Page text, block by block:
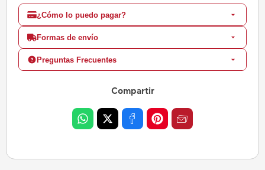
¿Cómo lo puedo pagar?
Formas de envío
Preguntas Frecuentes
Compartir